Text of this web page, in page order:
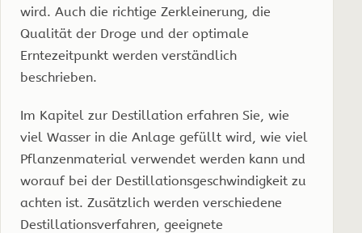
wird. Auch die richtige Zerkleinerung, die
Qualität der Droge und der optimale
Erntezeitpunkt werden verständlich
beschrieben.
Im Kapitel zur Destillation erfahren Sie, wie
viel Wasser in die Anlage gefüllt wird, wie viel
Pflanzenmaterial verwendet werden kann und
worauf bei der Destillationsgeschwindigkeit zu
achten ist. Zusätzlich werden verschiedene
Destillationsverfahren, geeignete